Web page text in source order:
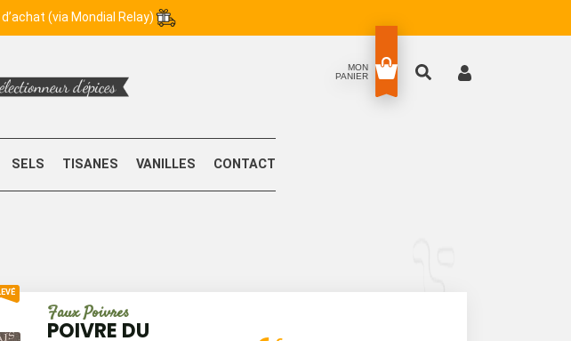
d’achat (via Mondial Relay)
MON
PANIER
SELS TISANES VANILLES CONTACT
Faux Poivres
POIVRE DU